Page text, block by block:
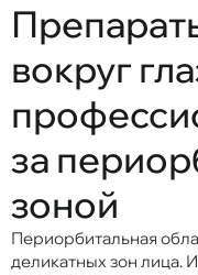
вокруг
за
зоной
Периорбитальная
деликатных зон лица.